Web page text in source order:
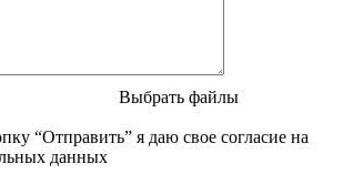
Выбрать файлы
“Отправить” я даю свое согласие на
данных